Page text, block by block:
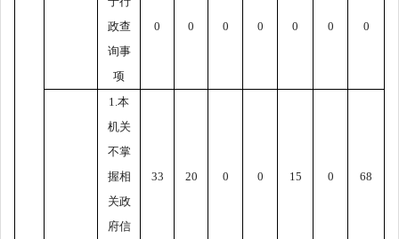
政查
询事
项
0 0 0 0 0 0 0
1. 本
机关
不掌
握相
关政
府信
33 20 0 0 15 0 68